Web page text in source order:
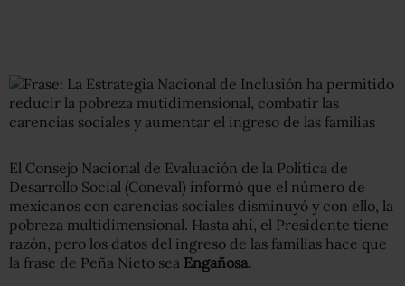
El Consejo Nacional de Evaluación de la Política de
Desarrollo Social (Coneval) informó que el número de
mexicanos con carencias sociales disminuyó y con ello, la
pobreza multidimensional. Hasta ahí, el Presidente tiene
razón, pero los datos del ingreso de las familias hace que
la frase de Peña Nieto sea Engañosa.